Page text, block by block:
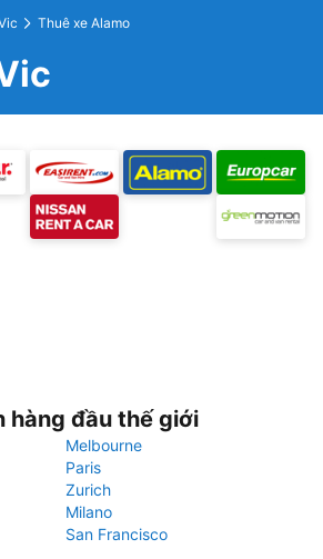
Thuê xe Alamo
hàng đầu thế giới
Melbourne
Paris
Zurich
Milano
San Francisco